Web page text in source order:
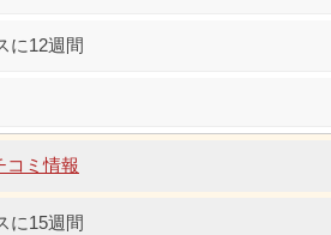
に12週間
コミ情報
に15週間